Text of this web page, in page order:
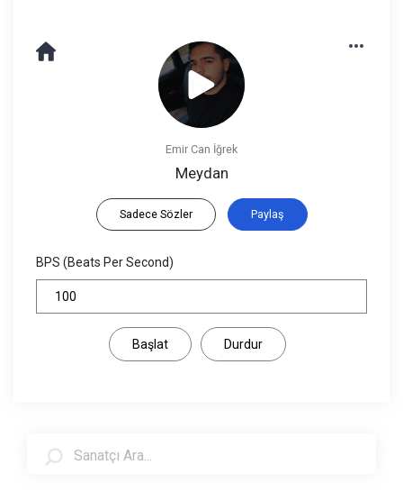
Emir Can İğrek
Meydan
Sadece Sözler Paylaş
BPS (Beats Per Second)
Başlat Durdur